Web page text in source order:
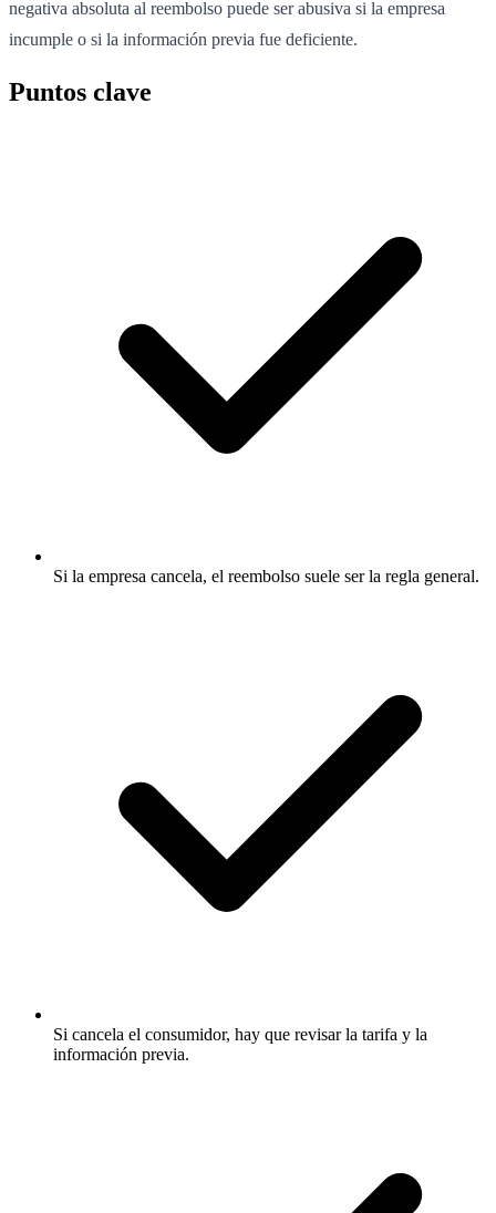
negativa absoluta al reembolso puede ser abusiva si la empresa
incumple o si la información previa fue deficiente.
Puntos clave
Si la empresa cancela, el reembolso suele ser la regla general.
Si cancela el consumidor, hay que revisar la tarifa y la
información previa.